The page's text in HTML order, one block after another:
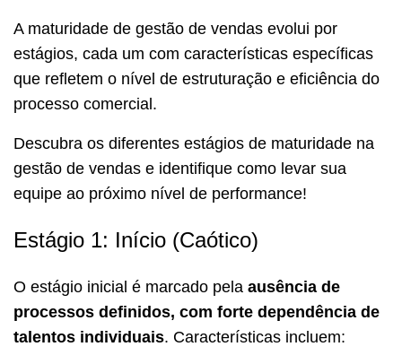
A maturidade de gestão de vendas evolui por
estágios, cada um com características específicas
que refletem o nível de estruturação e eficiência do
processo comercial.
Descubra os diferentes estágios de maturidade na
gestão de vendas e identifique como levar sua
equipe ao próximo nível de performance!
Estágio 1: Início (Caótico)
O estágio inicial é marcado pela ausência de
processos definidos, com forte dependência de
talentos individuais. Características incluem: